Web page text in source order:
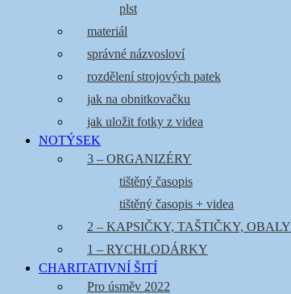
plst
materiál
správné názvosloví
rozdělení strojových patek
jak na obnitkovačku
jak uložit fotky z videa
NOTÝSEK
3 – ORGANIZÉRY
tištěný časopis
tištěný časopis + videa
2 – KAPSIČKY, TAŠTIČKY, OBALY
1 – RYCHLODÁRKY
CHARITATIVNÍ ŠITÍ
Pro úsměv 2022